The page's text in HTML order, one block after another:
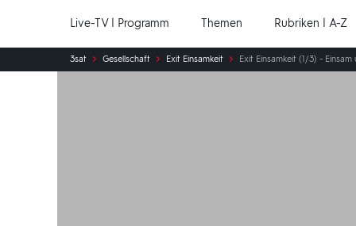
Live-TV | Programm Themen Rubriken | A-Z
Sie
sind
3sat Gesellschaft Exit Einsamkeit Exit Einsamkeit (1/3) -